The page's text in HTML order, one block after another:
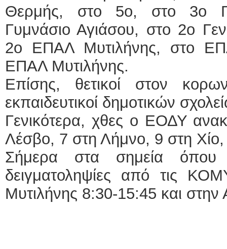
Θερμής, στο 5ο, στο 3ο
Γυμνάσιο Αγιάσου, στο 2ο
2ο ΕΠΑΛ Μυτιλήνης, στο
ΕΠΑΛ Μυτιλήνης.
Επίσης, θετικοί στον
εκπαιδευτικοί δημοτικών
Γενικότερα, χθες ο ΕΟΔΥ
Λέσβο, 7 στη Λήμνο, 9 στη
Σήμερα στα σημεία όπου
δειγματοληψίες από τις
Μυτιλήνης 8:30-15:45 και